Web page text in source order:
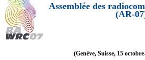
Assemblée des
(AR-
(Genève, Suisse, 15